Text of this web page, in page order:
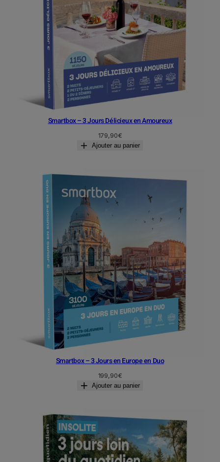
Smartbox – 3 Jours Délicieux en Amoureux
179,90€
Ajouter au panier
Smartbox – 3 Jours en Europe en Duo
199,90€
Ajouter au panier